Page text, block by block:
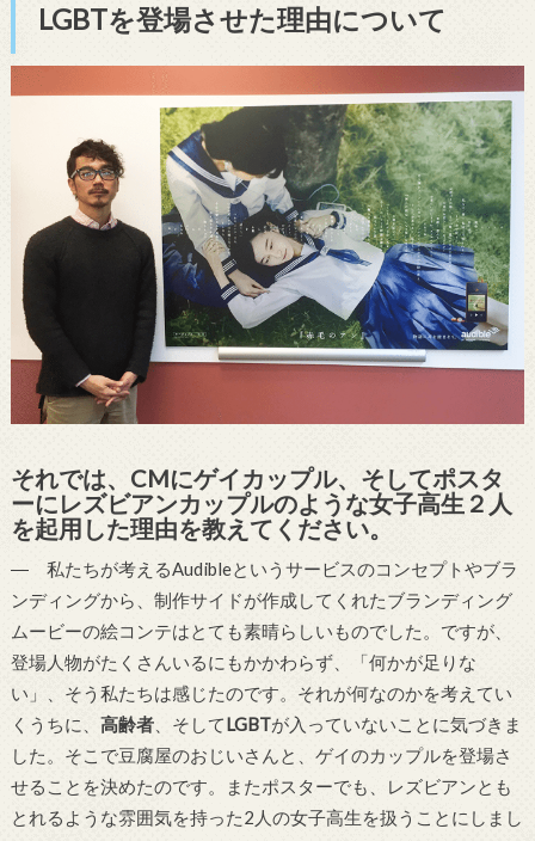
LGBTを登場させた理由について
それでは、CMにゲイカップル、そしてポスタ
ーにレズビアンカップルのような女子高生２人
を起用した理由を教えてください。
― 私たちが考えるAudibleというサービスのコンセプトやブラ
ンディングから、制作サイドが作成してくれたブランディング
ムービーの絵コンテはとても素晴らしいものでした。ですが、
登場人物がたくさんいるにもかかわらず、「何かが足りな
い」、そう私たちは感じたのです。それが何なのかを考えてい
くうちに、 高齢者、そしてLGBTが入っていないことに気づきま
した。そこで豆腐屋のおじいさんと、ゲイのカップルを登場さ
せることを決めたのです。またポスターでも、レズビアンとも
とれるような雰囲気を持った2人の女子高生を扱うことにしまし